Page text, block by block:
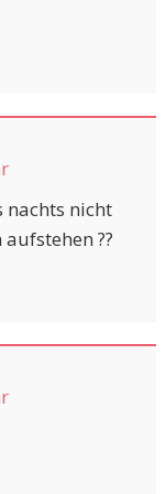
nachts nicht
??